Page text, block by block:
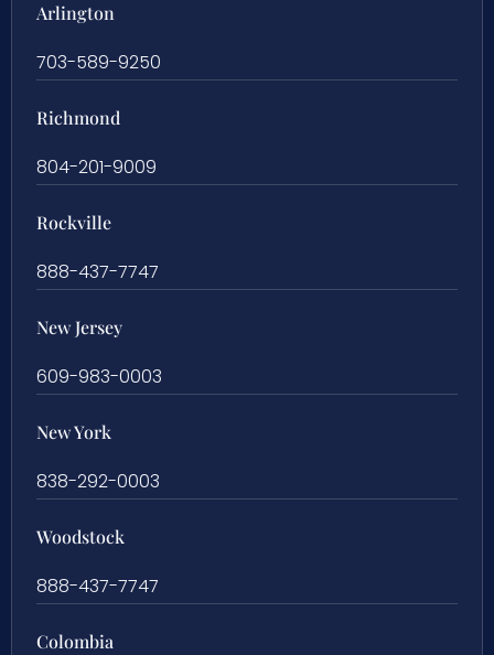
Arlington
703-589-9250
Richmond
804-201-9009
Rockville
888-437-7747
New Jersey
609-983-0003
New York
838-292-0003
Woodstock
888-437-7747
Colombia